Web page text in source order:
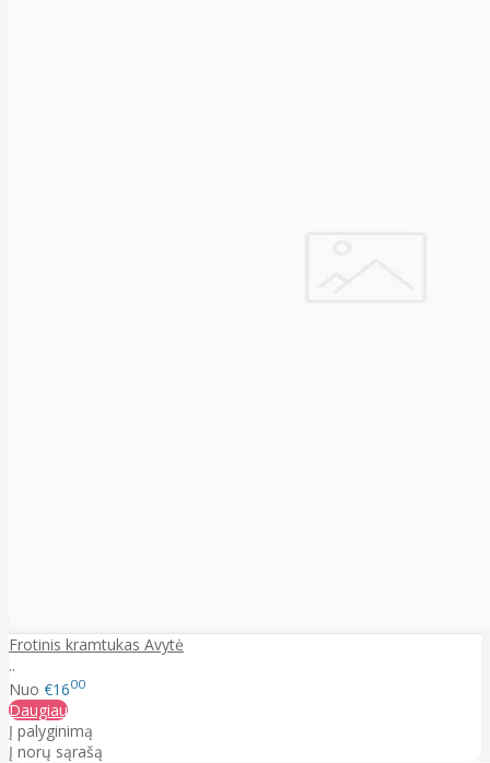
Frotinis kramtukas Avytė
..
Nuo €1600
Daugiau
Į palyginimą
Į norų sąrašą